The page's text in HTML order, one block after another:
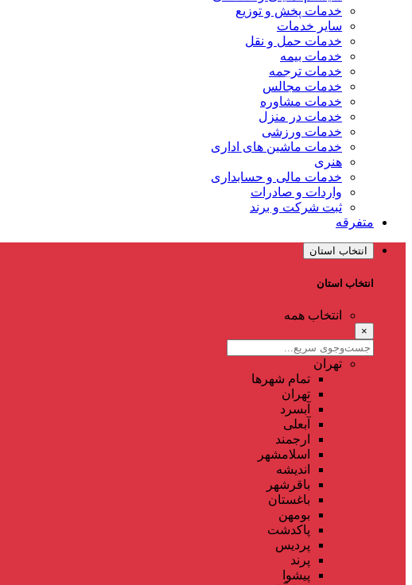
خدمات پخش و توزیع
سایر خدمات
خدمات حمل و نقل
خدمات بیمه
خدمات ترجمه
خدمات مجالس
خدمات مشاوره
خدمات در منزل
خدمات ورزشی
خدمات ماشین های اداری
هنری
خدمات مالی و حسابداری
واردات و صادرات
ثبت شرکت و برند
متفرقه
انتخاب استان
انتخاب استان
انتخاب همه
×
تهران
تمام شهر‌ها
تهران
آبسرد
آبعلی
ارجمند
اسلامشهر
اندیشه
باقرشهر
باغستان
بومهن
پاکدشت
پردیس
پرند
پیشوا